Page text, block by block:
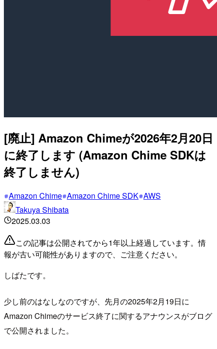
[廃止] Amazon Chimeが2026年2月20日
に終了します (Amazon Chime SDKは
終了しません)
Amazon Chime Amazon Chime SDK AWS
Takuya Shibata
2025.03.03
この記事は公開されてから1年以上経過しています。情
報が古い可能性がありますので、ご注意ください。
しばたです。
少し前のはなしなのですが、先月の2025年2月19日に
Amazon Chimeのサービス終了に関するアナウンスがブログ
で公開されました。